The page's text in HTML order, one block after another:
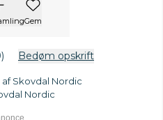
Gem
Bedøm opskrift
af Skovdal Nordic
Nordic